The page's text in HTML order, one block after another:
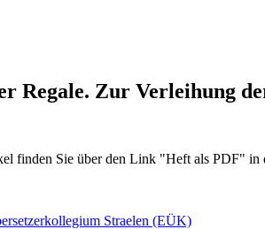
Regale. Zur Verleihung
finden Sie über den Link "Heft als PDF" in
Straelen (EÜK)